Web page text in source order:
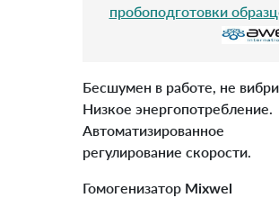
пробоподготовки
Бесшумен в работе, не
Низкое энергопотребление.
Автоматизированное
регулирование скорости.
Гомогенизатор Mixwel